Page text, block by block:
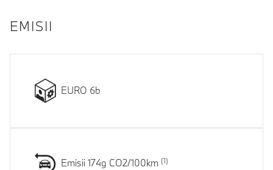
EMISII
EURO 6b
Emisii 174g CO2/100km